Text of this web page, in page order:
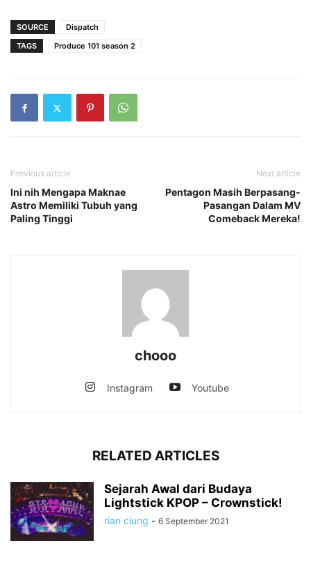
SOURCE
Dispatch
TAGS
Produce 101 season 2
Previous article
Ini nih Mengapa Maknae
Astro Memiliki Tubuh yang
Paling Tinggi
Next article
Pentagon Masih Berpasang-
Pasangan Dalam MV
Comeback Mereka!
chooo
Instagram Youtube
RELATED ARTICLES
Sejarah Awal dari Budaya
Lightstick KPOP – Crownstick!
rian ciung - 6 September 2021